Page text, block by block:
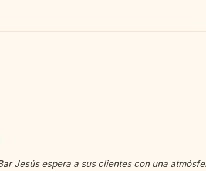
Jesús espera a sus clientes con una